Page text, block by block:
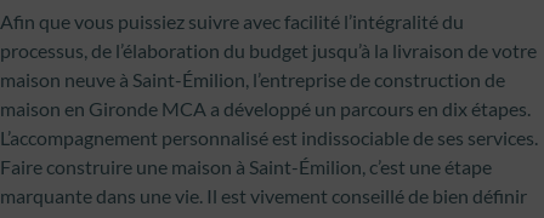
Afin que vous puissiez suivre avec facilité l’intégralité du
processus, de l’élaboration du budget jusqu’à la livraison de votre
maison neuve à Saint-Émilion, l’entreprise de construction de
maison en Gironde MCA a développé un parcours en dix étapes.
L’accompagnement personnalisé est indissociable de ses services.
Faire construire une maison à Saint-Émilion, c’est une étape
marquante dans une vie. Il est vivement conseillé de bien définir